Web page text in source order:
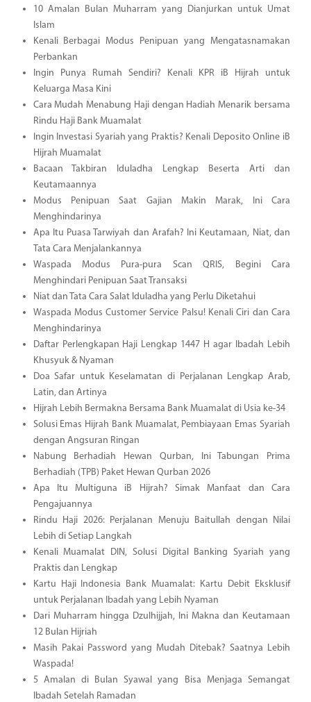
10 Amalan Bulan Muharram yang Dianjurkan untuk Umat
Islam
Kenali Berbagai Modus Penipuan yang Mengatasnamakan
Perbankan
Ingin Punya Rumah Sendiri? Kenali KPR iB Hijrah untuk
Keluarga Masa Kini
Cara Mudah Menabung Haji dengan Hadiah Menarik bersama
Rindu Haji Bank Muamalat
Ingin Investasi Syariah yang Praktis? Kenali Deposito Online iB
Hijrah Muamalat
Bacaan Takbiran Iduladha Lengkap Beserta Arti dan
Keutamaannya
Modus Penipuan Saat Gajian Makin Marak, Ini Cara
Menghindarinya
Apa Itu Puasa Tarwiyah dan Arafah? Ini Keutamaan, Niat, dan
Tata Cara Menjalankannya
Waspada Modus Pura-pura Scan QRIS, Begini Cara
Menghindari Penipuan Saat Transaksi
Niat dan Tata Cara Salat Iduladha yang Perlu Diketahui
Waspada Modus Customer Service Palsu! Kenali Ciri dan Cara
Menghindarinya
Daftar Perlengkapan Haji Lengkap 1447 H agar Ibadah Lebih
Khusyuk & Nyaman
Doa Safar untuk Keselamatan di Perjalanan Lengkap Arab,
Latin, dan Artinya
Hijrah Lebih Bermakna Bersama Bank Muamalat di Usia ke-34
Solusi Emas Hijrah Bank Muamalat, Pembiayaan Emas Syariah
dengan Angsuran Ringan
Nabung Berhadiah Hewan Qurban, Ini Tabungan Prima
Berhadiah (TPB) Paket Hewan Qurban 2026
Apa Itu Multiguna iB Hijrah? Simak Manfaat dan Cara
Pengajuannya
Rindu Haji 2026: Perjalanan Menuju Baitullah dengan Nilai
Lebih di Setiap Langkah
Kenali Muamalat DIN, Solusi Digital Banking Syariah yang
Praktis dan Lengkap
Kartu Haji Indonesia Bank Muamalat: Kartu Debit Eksklusif
untuk Perjalanan Ibadah yang Lebih Nyaman
Dari Muharram hingga Dzulhijjah, Ini Makna dan Keutamaan
12 Bulan Hijriah
Masih Pakai Password yang Mudah Ditebak? Saatnya Lebih
Waspada!
5 Amalan di Bulan Syawal yang Bisa Menjaga Semangat
Ibadah Setelah Ramadan